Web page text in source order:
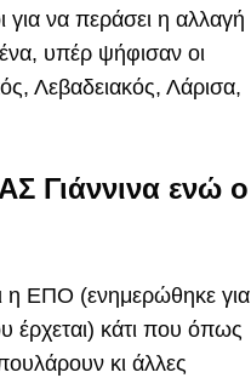
για να περάσει η αλλαγή
υπέρ ψήφισαν οι
Λεβαδειακός, Λάρισα,
Γιάννινα ενώ ο
η ΕΠΟ (ενημερώθηκε για
έρχεται) κάτι που όπως
κι άλλες